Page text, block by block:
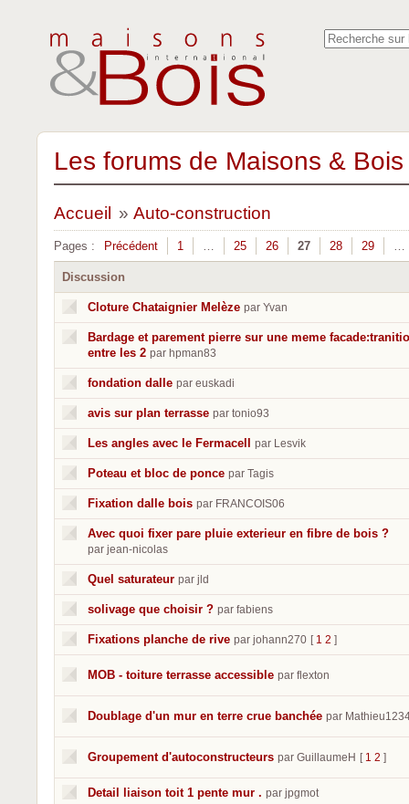
Les forums de Maisons &
Accueil » Auto-construction
Pages : Précédent 1 … 25 26 27 28 29 …
Discussion
Cloture Chataignier Melèze par Yvan
Bardage et parement pierre sur une meme
entre les 2 par hpman83
fondation dalle par euskadi
avis sur plan terrasse par tonio93
Les angles avec le Fermacell par Lesvik
Poteau et bloc de ponce par Tagis
Fixation dalle bois par FRANCOIS06
Avec quoi fixer pare pluie exterieur en fibre de bois ?
par jean-nicolas
Quel saturateur par jld
solivage que choisir ? par fabiens
Fixations planche de rive par johann270 [ 1 2 ]
MOB - toiture terrasse accessible par flexton
Doublage d'un mur en terre crue banchée par
Groupement d'autoconstructeurs par GuillaumeH [ 1 2 ]
Detail liaison toit 1 pente mur . par jpgmot